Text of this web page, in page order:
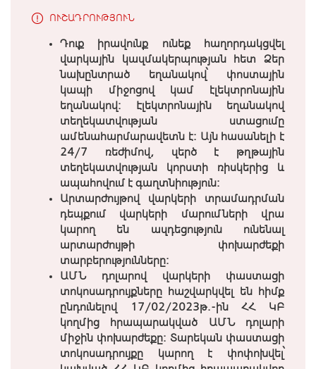
ՈՒՇԱԴՐՈՒԹՅՈՒՆ
Դուք իրավունք ունեք հաղորդակցվել
վարկային կազմակերպության հետ Ձեր
նախընտրած եղանակով՝ փոստային
կապի միջոցով կամ էլեկտրոնային
եղանակով: Էլեկտրոնային եղանակով
տեղեկատվության ստացումը
ամենահարմարավետն է: Այն հասանելի է
24/7 ռեժիմով, զերծ է թղթային
տեղեկատվության կորստի ռիսկերից և
ապահովում է գաղտնիություն:
Արտարժույթով վարկերի տրամադրման
դեպքում վարկերի մարումների վրա
կարող են ազդեցություն ունենալ
արտարժույթի փոխարժեքի
տարբերությունները:
ԱՄՆ դոլարով վարկերի փաստացի
տոկոսադրույքները հաշվարկվել են հիմք
ընդունելով 17/02/2023թ.-ին ՀՀ ԿԲ
կողմից հրապարակված ԱՄՆ դոլարի
միջին փոխարժեքը: Տարեկան փաստացի
տոկոսադրույքը կարող է փոփոխվել՝